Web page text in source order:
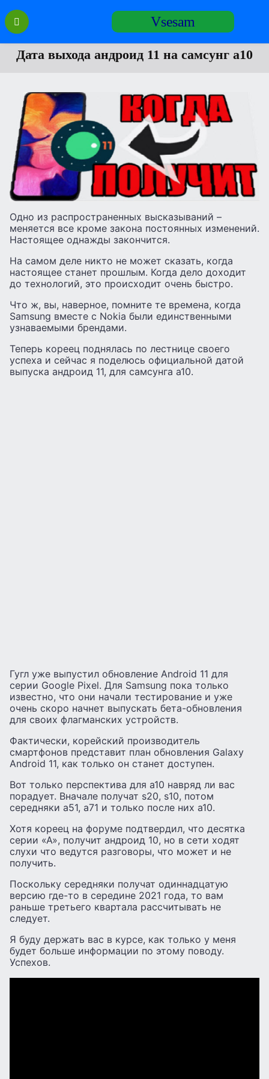
Перейти
содержанию
Vsesam
Дата выхода андроид 11 на самсунг а10
Одно из распространенных высказываний –
меняется все кроме закона постоянных изменений.
Настоящее однажды закончится.
На самом деле никто не может сказать, когда
настоящее станет прошлым. Когда дело доходит
до технологий, это происходит очень быстро.
Что ж, вы, наверное, помните те времена, когда
Samsung вместе с Nokia были единственными
узнаваемыми брендами.
Теперь кореец поднялась по лестнице своего
успеха и сейчас я поделюсь официальной датой
выпуска андроид 11, для самсунга а10.
Гугл уже выпустил обновление Android 11 для
серии Google Pixel. Для Samsung пока только
известно, что они начали тестирование и уже
очень скоро начнет выпускать бета-обновления
для своих флагманских устройств.
Фактически, корейский производитель
смартфонов представит план обновления Galaxy
Android 11, как только он станет доступен.
Вот только перспектива для а10 навряд ли вас
порадует. Вначале получат s20, s10, потом
середняки а51, а71 и только после них а10.
Хотя кореец на форуме подтвердил, что десятка
серии «А», получит андроид 10, но в сети ходят
слухи что ведутся разговоры, что может и не
получить.
Поскольку середняки получат одиннадцатую
версию где-то в середине 2021 года, то вам
раньше третьего квартала рассчитывать не
следует.
Я буду держать вас в курсе, как только у меня
будет больше информации по этому поводу.
Успехов.